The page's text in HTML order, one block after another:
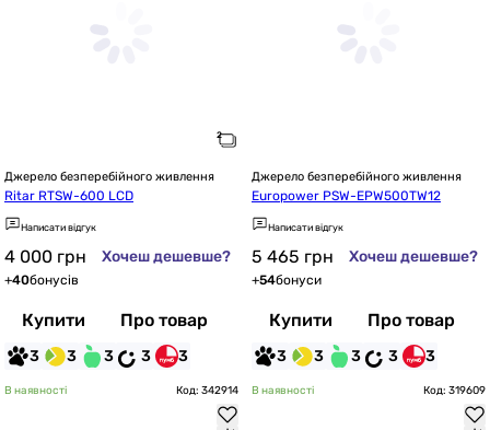
Джерело безперебійного живлення
Ritar RTSW-600 LCD
Написати відгук
4 000 грн Хочеш дешевше?
+40бонусів
Купити Про товар
3 3 3 3 3
Джерело безперебійного живлення
Europower PSW-EPW500TW12
Написати відгук
5 465 грн Хочеш дешевше?
+54бонуси
Купити Про товар
3 3 3 3 3
В наявності Код: 342914 В наявності Код: 319609